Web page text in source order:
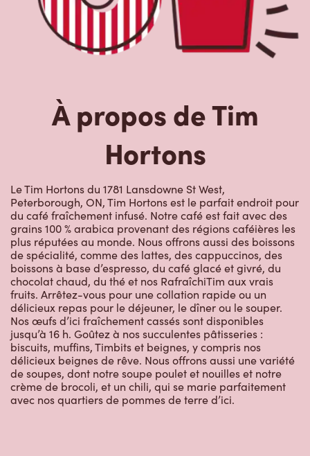
À propos de Tim
Hortons
Le Tim Hortons du 1781 Lansdowne St West,
Peterborough, ON, Tim Hortons est le parfait endroit pour
du café fraîchement infusé. Notre café est fait avec des
grains 100 % arabica provenant des régions caféières les
plus réputées au monde. Nous offrons aussi des boissons
de spécialité, comme des lattes, des cappuccinos, des
boissons à base d’espresso, du café glacé et givré, du
chocolat chaud, du thé et nos RafraîchiTim aux vrais
fruits. Arrêtez-vous pour une collation rapide ou un
délicieux repas pour le déjeuner, le dîner ou le souper.
Nos œufs d’ici fraîchement cassés sont disponibles
jusqu’à 16 h. Goûtez à nos succulentes pâtisseries :
biscuits, muffins, Timbits et beignes, y compris nos
délicieux beignes de rêve. Nous offrons aussi une variété
de soupes, dont notre soupe poulet et nouilles et notre
crème de brocoli, et un chili, qui se marie parfaitement
avec nos quartiers de pommes de terre d’ici.